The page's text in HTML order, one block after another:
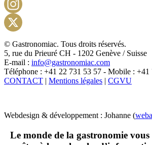
X
© Gastronomiac. Tous droits réservés.
5, rue du Prieuré CH - 1202 Genève / Suisse
E-mail : info@gastronomiac.com
Téléphone : +41 22 731 53 57 - Mobile : +41
CONTACT | Mentions légales | CGVU
Webdesign & développement : Johanne (
Le monde de la gastronomie vous